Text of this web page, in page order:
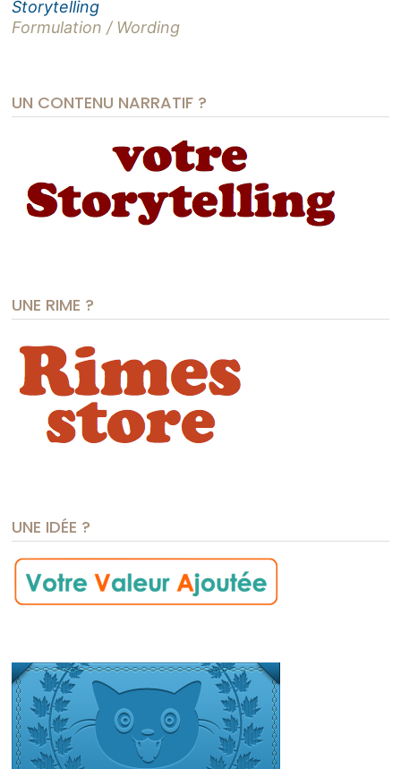
Storytelling
Formulation / Wording
UN CONTENU NARRATIF ?
UNE RIME ?
UNE IDÉE ?